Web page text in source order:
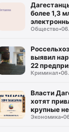
более 1,3
врачу с
Общество•
выявил
22
общепита
Криминал•
Власти
хотят
крупные
компании
Экономика•